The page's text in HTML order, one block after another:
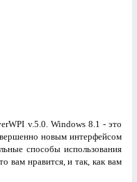
v.5.0. Windows 8.1 - это
новым интерфейсом
способы использования
вам нравится, и так, как вам